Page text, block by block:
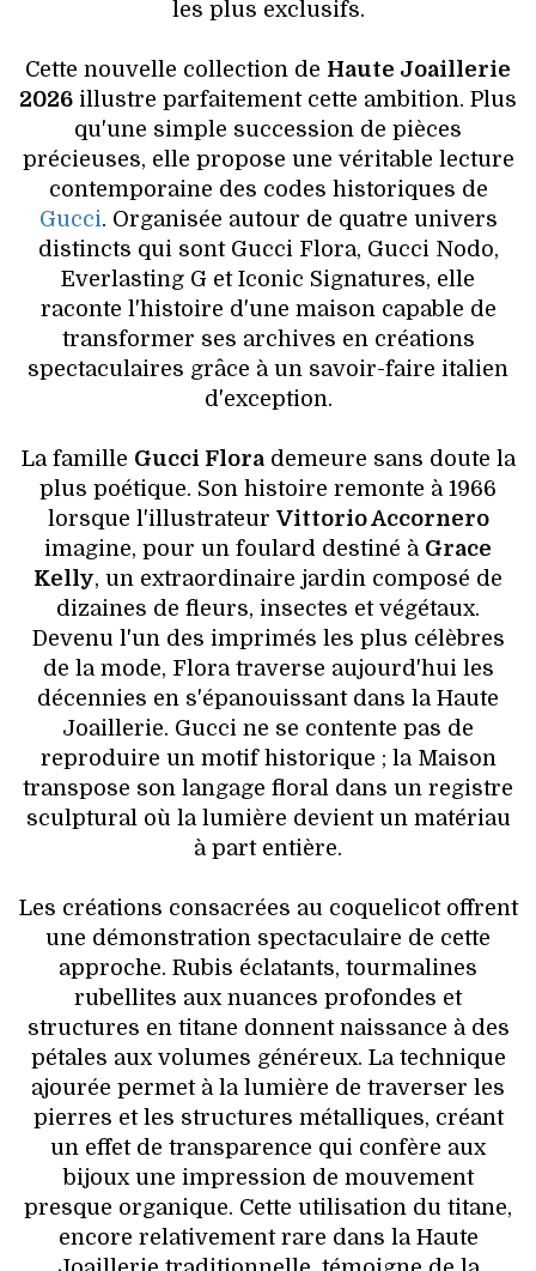
les plus exclusifs.
Cette nouvelle collection de Haute Joaillerie
2026 illustre parfaitement cette ambition. Plus
qu'une simple succession de pièces
précieuses, elle propose une véritable lecture
contemporaine des codes historiques de
Gucci. Organisée autour de quatre univers
distincts qui sont Gucci Flora, Gucci Nodo,
Everlasting G et Iconic Signatures, elle
raconte l'histoire d'une maison capable de
transformer ses archives en créations
spectaculaires grâce à un savoir-faire italien
d'exception.
La famille Gucci Florademeure sans doute la
plus poétique. Son histoire remonte à 1966
lorsque l'illustrateur Vittorio Accornero
imagine, pour un foulard destiné à Grace
Kelly, un extraordinaire jardin composé de
dizaines de fleurs, insectes et végétaux.
Devenu l'un des imprimés les plus célèbres
de la mode, Flora traverse aujourd'hui les
décennies en s'épanouissant dans la Haute
Joaillerie. Gucci ne se contente pas de
reproduire un motif historique ; la Maison
transpose son langage floral dans un registre
sculptural où la lumière devient un matériau
à part entière.
Les créations consacrées au coquelicot offrent
une démonstration spectaculaire de cette
approche. Rubis éclatants, tourmalines
rubellites aux nuances profondes et
structures en titane donnent naissance à des
pétales aux volumes généreux. La technique
ajourée permet à la lumière de traverser les
pierres et les structures métalliques, créant
un effet de transparence qui confère aux
bijoux une impression de mouvement
presque organique. Cette utilisation du titane,
encore relativement rare dans la Haute